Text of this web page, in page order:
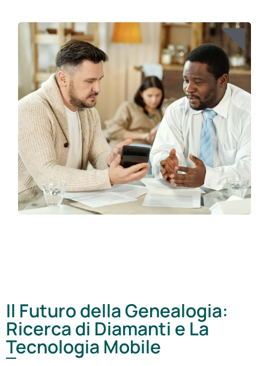
Il Futuro della Genealogia:
Ricerca di Diamanti e La
Tecnologia Mobile